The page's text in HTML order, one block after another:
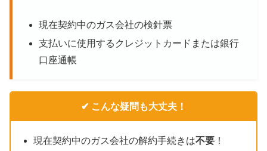
現在契約中のガス会社の検針票
支払いに使用するクレジットカードまたは銀行
口座通帳
✔ こんな疑問も大丈夫！
現在契約中のガス会社の解約手続きは不要 ！